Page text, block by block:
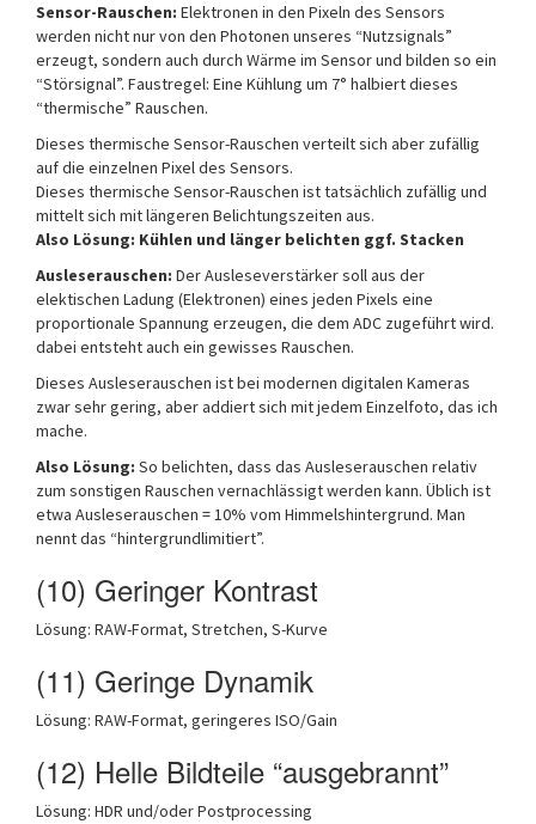
Sensor-Rauschen: Elektronen in den Pixeln des Sensors
werden nicht nur von den Photonen unseres “Nutzsignals”
erzeugt, sondern auch durch Wärme im Sensor und bilden so ein
“Störsignal”. Faustregel: Eine Kühlung um 7° halbiert dieses
“thermische” Rauschen.
Dieses thermische Sensor-Rauschen verteilt sich aber zufällig
auf die einzelnen Pixel des Sensors.
Dieses thermische Sensor-Rauschen ist tatsächlich zufällig und
mittelt sich mit längeren Belichtungszeiten aus.
Also Lösung: Kühlen und länger belichten ggf. Stacken
Ausleserauschen: Der Ausleseverstärker soll aus der
elektischen Ladung (Elektronen) eines jeden Pixels eine
proportionale Spannung erzeugen, die dem ADC zugeführt wird.
dabei entsteht auch ein gewisses Rauschen.
Dieses Ausleserauschen ist bei modernen digitalen Kameras
zwar sehr gering, aber addiert sich mit jedem Einzelfoto, das ich
mache.
Also Lösung: So belichten, dass das Ausleserauschen relativ
zum sonstigen Rauschen vernachlässigt werden kann. Üblich ist
etwa Ausleserauschen = 10% vom Himmelshintergrund. Man
nennt das “hintergrundlimitiert”.
(10) Geringer Kontrast
Lösung: RAW-Format, Stretchen, S-Kurve
(11) Geringe Dynamik
Lösung: RAW-Format, geringeres ISO/Gain
(12) Helle Bildteile “ausgebrannt”
Lösung: HDR und/oder Postprocessing